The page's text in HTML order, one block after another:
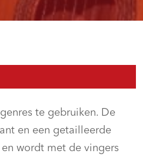
te gebruiken. De
en een getailleerde
wordt met de vingers